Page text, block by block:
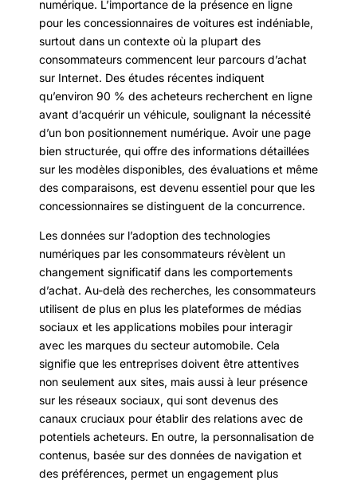
numérique. L’importance de la présence en ligne
pour les concessionnaires de voitures est indéniable,
surtout dans un contexte où la plupart des
consommateurs commencent leur parcours d’achat
sur Internet. Des études récentes indiquent
qu’environ 90 % des acheteurs recherchent en ligne
avant d’acquérir un véhicule, soulignant la nécessité
d’un bon positionnement numérique. Avoir une page
bien structurée, qui offre des informations détaillées
sur les modèles disponibles, des évaluations et même
des comparaisons, est devenu essentiel pour que les
concessionnaires se distinguent de la concurrence.
Les données sur l’adoption des technologies
numériques par les consommateurs révèlent un
changement significatif dans les comportements
d’achat. Au-delà des recherches, les consommateurs
utilisent de plus en plus les plateformes de médias
sociaux et les applications mobiles pour interagir
avec les marques du secteur automobile. Cela
signifie que les entreprises doivent être attentives
non seulement aux sites, mais aussi à leur présence
sur les réseaux sociaux, qui sont devenus des
canaux cruciaux pour établir des relations avec de
potentiels acheteurs. En outre, la personnalisation de
contenus, basée sur des données de navigation et
des préférences, permet un engagement plus